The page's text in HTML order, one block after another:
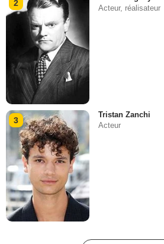
2
Acteur, réalisateur
3
Tristan Zanchi
Acteur